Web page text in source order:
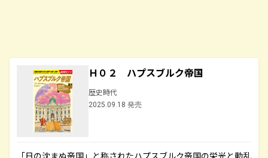
Ｈ０２ ハプスブルク帝国
歴史時代
2025.09.18 発売
「日の沈まぬ帝国」と称されたハプスブルク帝国の栄光と動乱